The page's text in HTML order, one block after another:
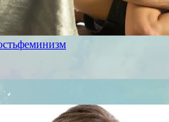
феминизм